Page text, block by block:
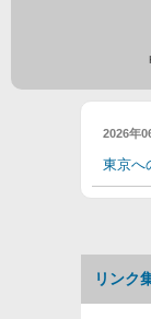
2026年
東京
リンク